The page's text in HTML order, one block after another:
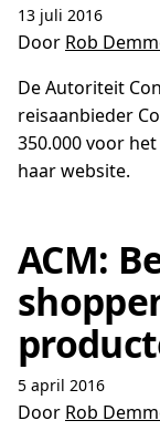
13 juli 2016
Door Rob
De Autoriteit
reisaanbieder
350.000 voor
haar website.
ACM:
5 april 2016
Door Rob